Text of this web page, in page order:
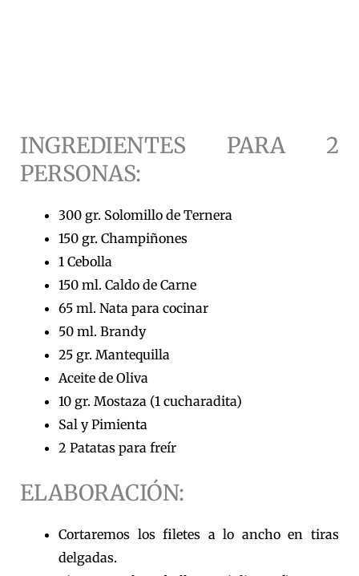
INGREDIENTES PARA 2
PERSONAS:
300 gr. Solomillo de Ternera
150 gr. Champiñones
1 Cebolla
150 ml. Caldo de Carne
65 ml. Nata para cocinar
50 ml. Brandy
25 gr. Mantequilla
Aceite de Oliva
10 gr. Mostaza (1 cucharadita)
Sal y Pimienta
2 Patatas para freír
ELABORACIÓN:
Cortaremos los filetes a lo ancho en tiras
delgadas.